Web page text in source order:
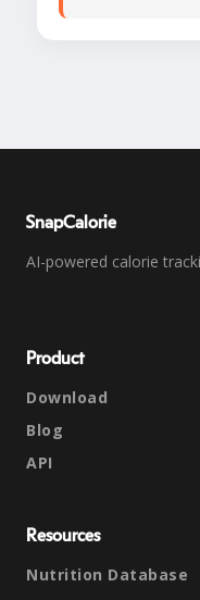
SnapCalorie
AI-powered calorie
Product
Download
Blog
API
Resources
Nutrition Database